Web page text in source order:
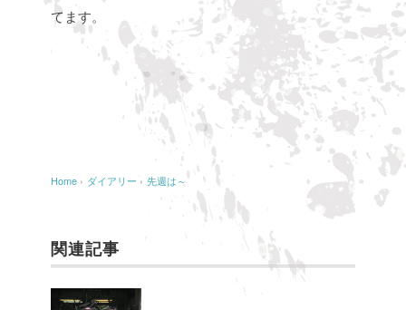
てます。
Home › ダイアリー › 先週は～
関連記事